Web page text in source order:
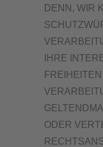
DENN, WIR
IHRE
ODER